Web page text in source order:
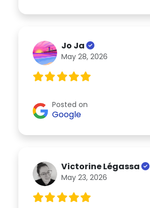
Jo Ja
May 28, 2026
Posted on
Google
Victorine Légassa
May 23, 2026